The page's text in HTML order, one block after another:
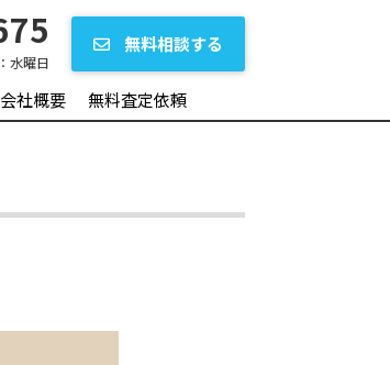
水曜日
無料相談する
会社概要 無料査定依頼